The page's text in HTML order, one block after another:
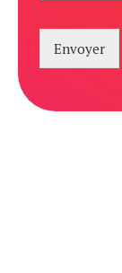
Envoyer